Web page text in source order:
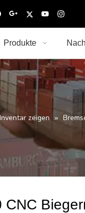
Produkte
Inventar zeigen »